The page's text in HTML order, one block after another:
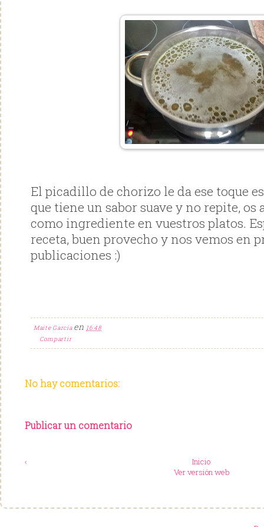
El picadillo de chorizo le da ese toque
que tiene un sabor suave y no repite,
como ingrediente en vuestros platos.
receta, buen provecho y nos vemos en
publicaciones :)
Maite Garcia en16:48
Compartir
No hay comentarios:
Publicar un comentario
‹
Inicio
Ver versión web